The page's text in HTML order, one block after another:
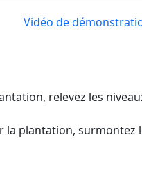
Vidéo de
relevez les
la plantation, surmontez